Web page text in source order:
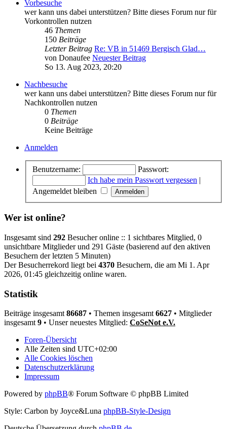
Vorbesuche
wer kann uns dabei unterstützen? Bitte dieses Forum nur für
Vorkontrollen nutzen
46 Themen
150 Beiträge
Letzter Beitrag Re: VB in 51469 Bergisch Glad…
von Donaufee Neuester Beitrag
So 13. Aug 2023, 20:20
Nachbesuche
wer kann uns dabei unterstützen? Bitte dieses Forum nur für
Nachkontrollen nutzen
0 Themen
0 Beiträge
Keine Beiträge
Anmelden
Benutzername:
Passwort:
Ich habe mein Passwort vergessen |
Angemeldet bleiben
Wer ist online?
Insgesamt sind 292 Besucher online :: 1 sichtbares Mitglied, 0
unsichtbare Mitglieder und 291 Gäste (basierend auf den aktiven
Besuchern der letzten 5 Minuten)
Der Besucherrekord liegt bei 4370 Besuchern, die am Mi 1. Apr
2026, 01:45 gleichzeitig online waren.
Statistik
Beiträge insgesamt86687 • Themen insgesamt6627 • Mitglieder
insgesamt9 • Unser neuestes Mitglied: CoSeNot e.V.
Foren-Übersicht
Alle Zeiten sind UTC+02:00
Alle Cookies löschen
Datenschutzerklärung
Impressum
Powered by phpBB® Forum Software © phpBB Limited
Style: Carbon by Joyce&Luna phpBB-Style-Design